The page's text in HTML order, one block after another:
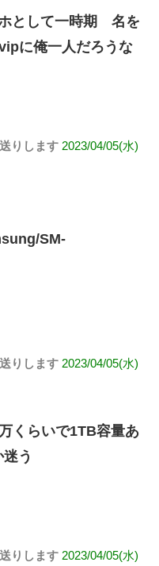
として一時期 名を
に俺一人だろうな
りします 2023/04/05(水)
SM-
りします 2023/04/05(水)
くらいで1TB容量あ
う
りします 2023/04/05(水)